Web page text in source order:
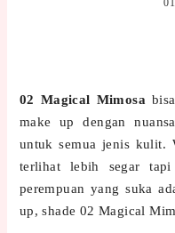
02 Magical Mimosa
make up dengan
untuk semua jenis kulit.
terlihat lebih segar
perempuan yang suka
up, shade 02 Magical